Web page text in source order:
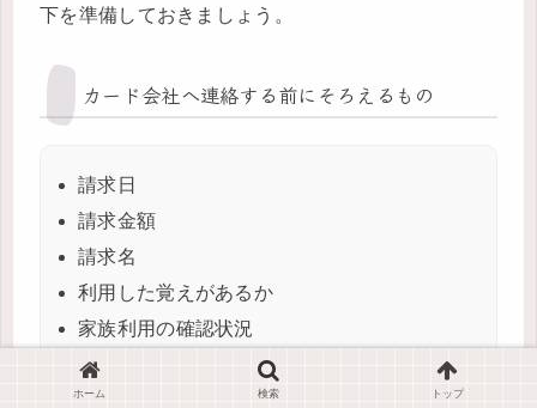
下を準備しておきましょう。
カード会社へ連絡する前にそろえるもの
請求日
請求金額
請求名
利用した覚えがあるか
家族利用の確認状況
サブスクや通販の登録確認状況
不審なメールやSMSを受け取ったか
ホーム 検索 トップ